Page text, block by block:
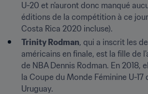
U-20 et n'auront donc manqué
éditions de la compétition à ce
Costa Rica 2020 incluse).
Trinity Rodman, qui a inscrit les
américains en finale, est la fille de
de NBA Dennis Rodman. En 2018,
la Coupe du Monde Féminine U-17
Uruguay.